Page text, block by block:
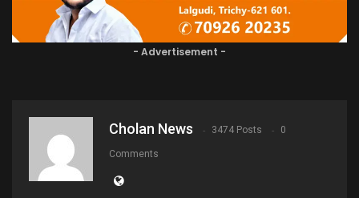
- Advertisement -
Cholan News 3474 Posts 0
Comments